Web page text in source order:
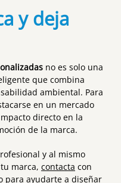
y deja
no es solo una
que combina
ambiental. Para
en un mercado
directo en la
de la marca.
y al mismo
marca, contacta con
para ayudarte a diseñar